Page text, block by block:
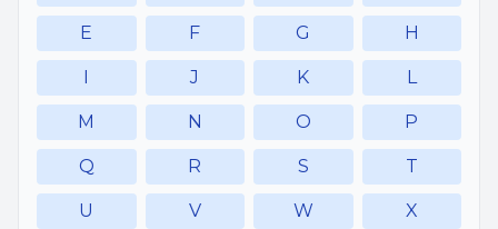
E F G H
I J K L
M N O P
Q R S T
U V W X